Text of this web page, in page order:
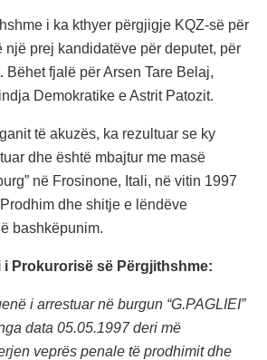
i ka kthyer përgjigje KQZ-së për
një prej kandidatëve për deputet, për
Bëhet fjalë për Arsen Tare Belaj,
Demokratike e Astrit Patozit.
të akuzës, ka rezultuar se ky
dhe është mbajtur me masë
në Frosinone, Itali, në vitin 1997
dhe shitje e lëndëve
bashkëpunim.
i Prokurorisë së Përgjithshme:
i arrestuar në burgun “G.PAGLIEI”
data 05.05.1997 deri më
veprës penale të prodhimit dhe